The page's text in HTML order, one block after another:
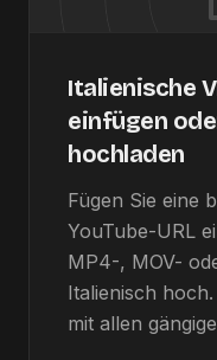
Italienische
einfügen
hochladen
Fügen Sie eine
YouTube-URL
MP4-, MOV-
Italienisch
mit allen